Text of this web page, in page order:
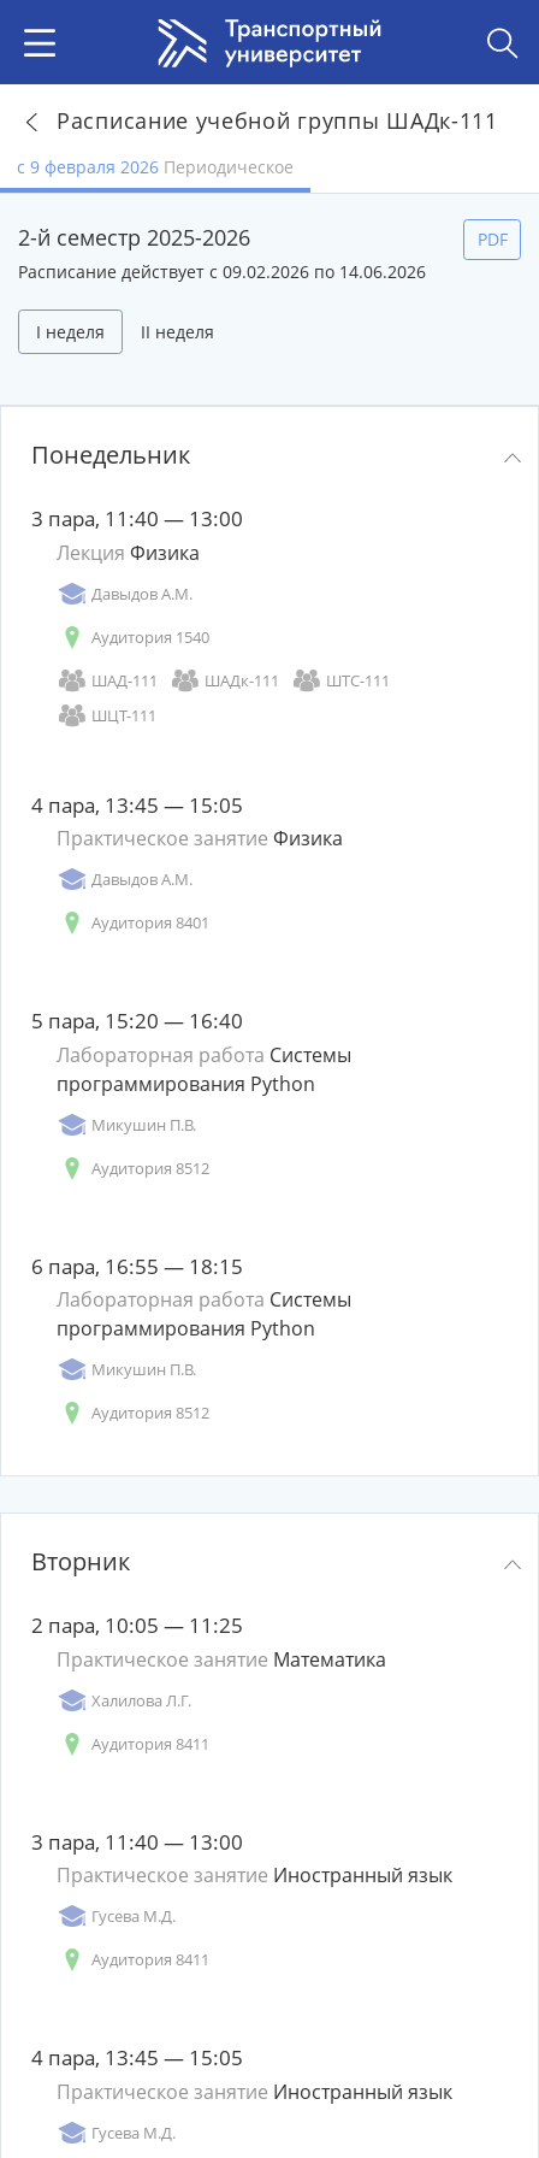
Расписание учебной группы ШАДк-111
с 9 февраля 2026 Периодическое
2-й семестр 2025-2026
Расписание действует с 09.02.2026 по 14.06.2026
I неделя II неделя
PDF
Понедельник
3 пара, 11:40 — 13:00
Лекция Физика
Давыдов А.М.
Аудитория 1540
ШАД-111
ШАДк-111
ШТС-111
ШЦТ-111
4 пара, 13:45 — 15:05
Практическое занятие Физика
Давыдов А.М.
Аудитория 8401
5 пара, 15:20 — 16:40
Лабораторная работа Системы
программирования Python
Микушин П.В.
Аудитория 8512
6 пара, 16:55 — 18:15
Лабораторная работа Системы
программирования Python
Микушин П.В.
Аудитория 8512
Вторник
2 пара, 10:05 — 11:25
Практическое занятие Математика
Халилова Л.Г.
Аудитория 8411
3 пара, 11:40 — 13:00
Практическое занятие Иностранный язык
Гусева М.Д.
Аудитория 8411
4 пара, 13:45 — 15:05
Практическое занятие Иностранный язык
Гусева М.Д.